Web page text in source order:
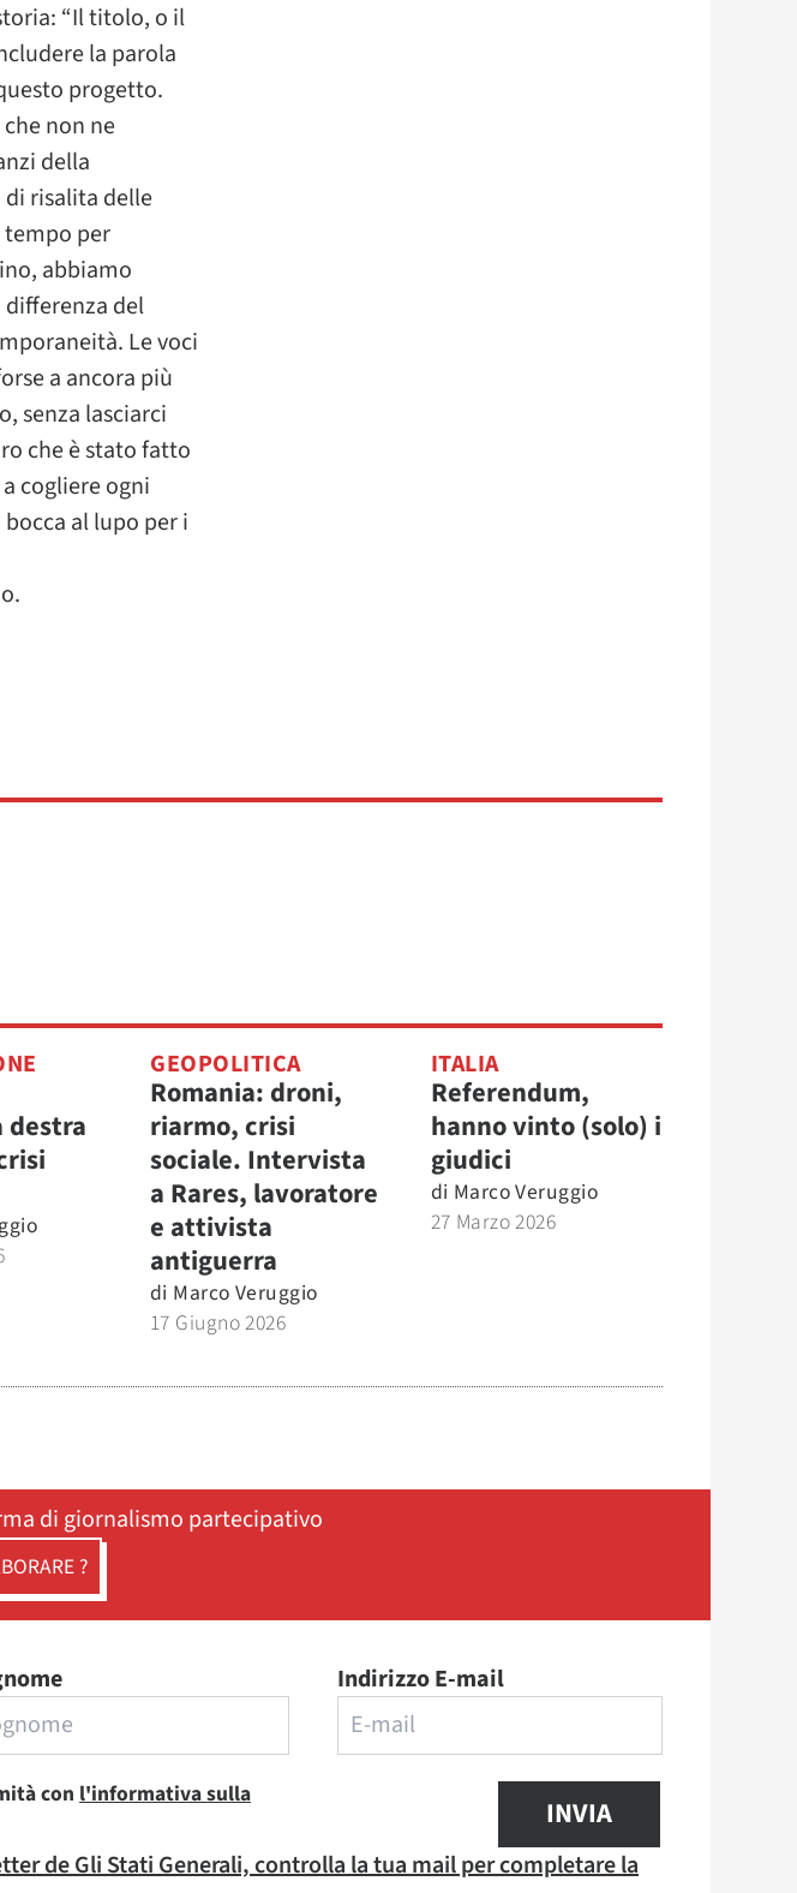
“Il titolo, o il
la parola
progetto.
non ne
della
di risalita delle
tempo per
abbiamo
del
Le voci
a ancora più
senza lasciarci
che è stato fatto
cogliere ogni
al lupo per i
destra
GEOPOLITICA
Romania: droni,
riarmo, crisi
sociale. Intervista
a Rares, lavoratore
e attivista
antiguerra
di Marco Veruggio
17 Giugno 2026
ITALIA
Referendum,
hanno vinto (solo) i
giudici
di Marco Veruggio
27 Marzo 2026
di giornalismo partecipativo
?
Indirizzo E-mail
con l'informativa sulla
INVIA
de Gli Stati Generali, controlla la tua mail per completare la